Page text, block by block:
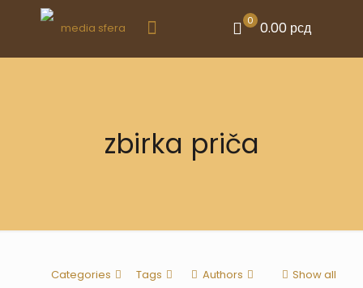
0 0.00 рсд
zbirka priča
Categories Tags Authors Show all